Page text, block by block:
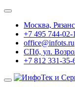
Москва,
+7 495 744-02-
office@infots.ru
СПб, ул.
+7 812 331-35-